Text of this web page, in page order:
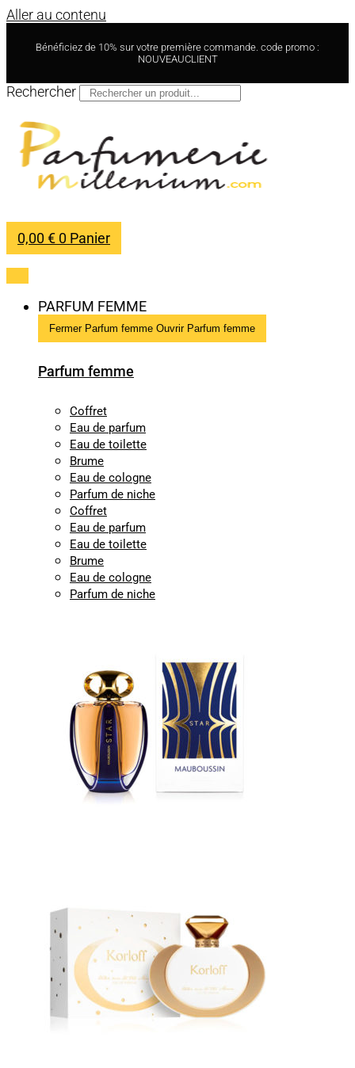
Aller au contenu
Bénéficiez de 10% sur votre première commande. code promo :
NOUVEAUCLIENT
Rechercher
0,00€ 0 Panier
PARFUM FEMME
Fermer Parfum femme Ouvrir Parfum femme
Parfum femme
Coffret
Eau de parfum
Eau de toilette
Brume
Eau de cologne
Parfum de niche
Coffret
Eau de parfum
Eau de toilette
Brume
Eau de cologne
Parfum de niche